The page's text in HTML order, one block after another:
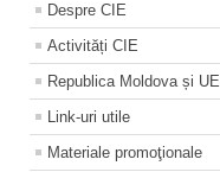
Despre CIE
Activități CIE
Republica Moldova și UE
Link-uri utile
Materiale promoţionale